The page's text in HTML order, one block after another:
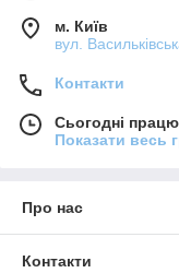
м. Київ
вул.
Контакти
Сьогодні
Показати весь
Про нас
Контакти